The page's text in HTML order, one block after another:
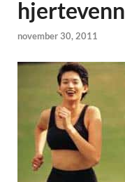
november 30, 2011